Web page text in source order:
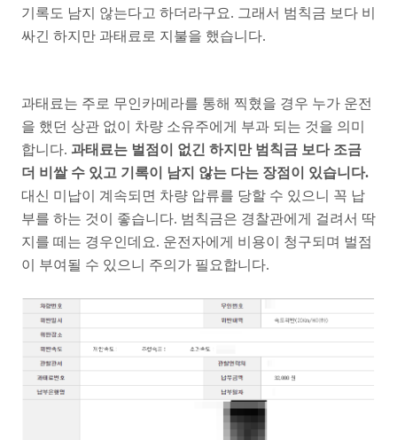
기록도 남지 않는다고 하더라구요. 그래서 범칙금 보다 비
싸긴 하지만 과태료로 지불을 했습니다.
과태료는 주로 무인카메라를 통해 찍혔을 경우 누가 운전
을 했던 상관 없이 차량 소유주에게 부과 되는 것을 의미
합니다. 과태료는 벌점이 없긴 하지만 범칙금 보다 조금
더 비쌀 수 있고 기록이 남지 않는 다는 장점이 있습니다.
대신 미납이 계속되면 차량 압류를 당할 수 있으니 꼭 납
부를 하는 것이 좋습니다. 범칙금은 경찰관에게 걸려서 딱
지를 떼는 경우인데요. 운전자에게 비용이 청구되며 벌점
이 부여될 수 있으니 주의가 필요합니다.